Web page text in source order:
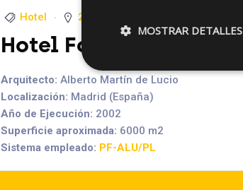
Hotel 2002
Hotel Foxa M-30
Arquitecto: Alberto Martín de Lucio
Localización: Madrid (España)
Año de Ejecución: 2002
Superficie aproximada: 6000 m2
Sistema empleado: PF-ALU/PL
MOSTRAR DETALLES